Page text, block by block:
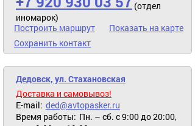
(отдел
иномарок)
Построить маршрут
Показать на карте
Сохранить контакт
Дедовск, ул. Стахановская
Доставка и самовывоз!
E-mail: ded@avtopasker.ru
Время работы: Пн. – сб. с 9:00 до 20:00,